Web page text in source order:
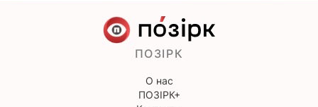
ПОЗІРК
О нас
ПОЗІРК+